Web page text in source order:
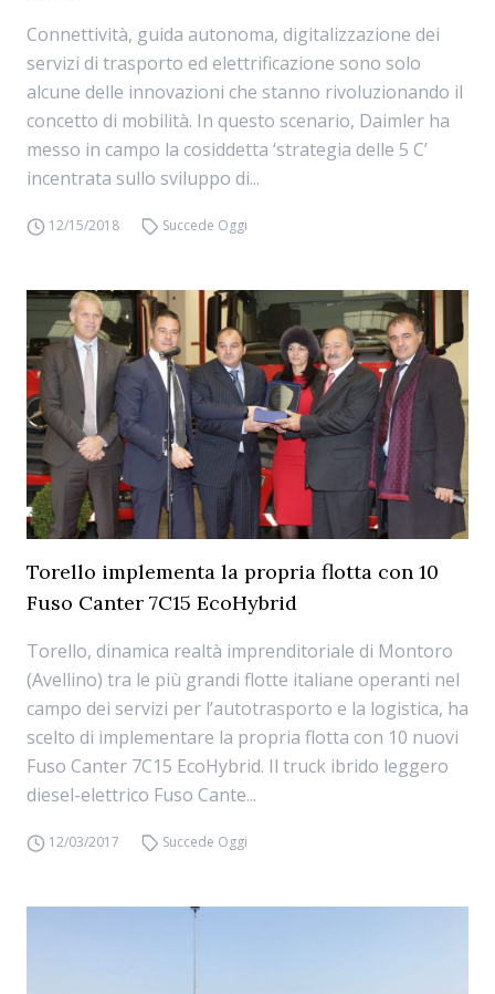
Connettività, guida autonoma, digitalizzazione dei
servizi di trasporto ed elettrificazione sono solo
alcune delle innovazioni che stanno rivoluzionando il
concetto di mobilità. In questo scenario, Daimler ha
messo in campo la cosiddetta ‘strategia delle 5 C’
incentrata sullo sviluppo di...
12/15/2018 Succede Oggi
Torello implementa la propria flotta con 10
Fuso Canter 7C15 EcoHybrid
Torello, dinamica realtà imprenditoriale di Montoro
(Avellino) tra le più grandi flotte italiane operanti nel
campo dei servizi per l’autotrasporto e la logistica, ha
scelto di implementare la propria flotta con 10 nuovi
Fuso Canter 7C15 EcoHybrid. Il truck ibrido leggero
diesel-elettrico Fuso Cante...
12/03/2017 Succede Oggi